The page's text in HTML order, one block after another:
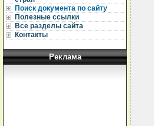
Поиск документа по сайту
Полезные ссылки
Все разделы сайта
Контакты
Реклама